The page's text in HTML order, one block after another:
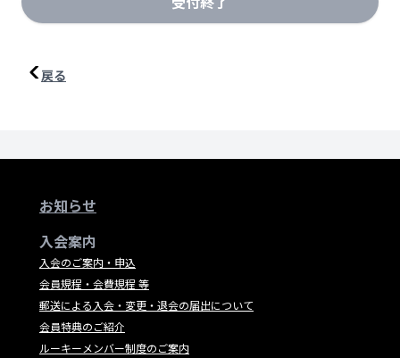
戻る
お知らせ
入会案内
入会のご案内・申込
会員規程・会費規程 等
郵送による入会・変更・退会の届出について
会員特典のご紹介
ルーキーメンバー制度のご案内